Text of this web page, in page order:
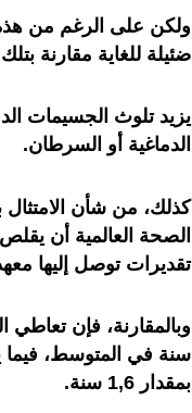
ولكن على الرغم من هذه
ضئيلة للغاية مقارنة
يزيد تلوث الجسيمات
الدماغية أو السرطان.
كذلك، من شأن الامتثال
تقديرات توصل إليها معهد
سنة في المتوسط، فيما
بمقدار 1,6 سنة.